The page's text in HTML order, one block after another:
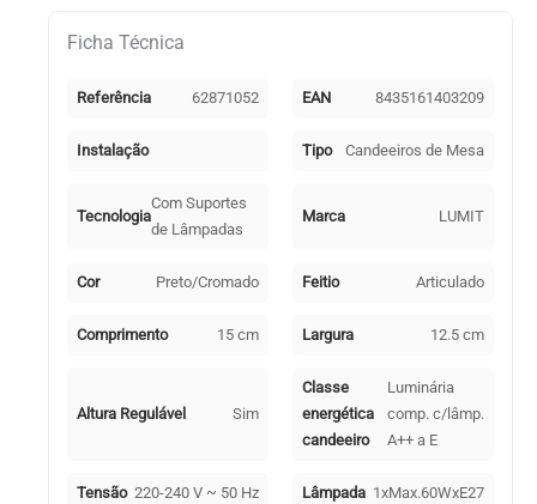
ANTIGONA
1xE27
Ficha Técnica
Referência 62871052 EAN 8435161403209
Instalação Tipo Candeeiros de Mesa
Tecnologia
Com Suportes
de Lâmpadas
Marca LUMIT
Cor Preto/Cromado Feitio Articulado
Comprimento 15 cm Largura 12.5 cm
Altura Regulável Sim
Classe
energética
candeeiro
Luminária
comp. c/lâmp.
A++ a E
Tensão 220-240 V ~ 50 Hz Lâmpada 1xMax.60WxE27